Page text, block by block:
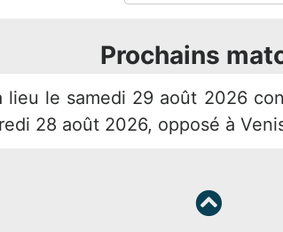
Prochains
lieu le samedi 29 août 2026
28 août 2026, opposé à